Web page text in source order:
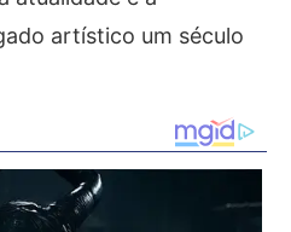
artístico um século